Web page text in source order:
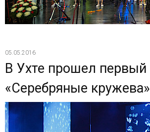
05.05.2016
В Ухте прошел первый
«Серебряные кружева»